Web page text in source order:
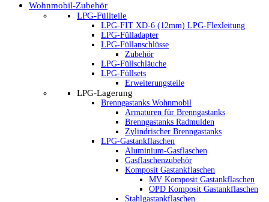
Wohnmobil-Zubehör
LPG-Füllteile
LPG-FIT XD-6 (12mm) LPG-Flexleitung
LPG-Fülladapter
LPG-Füllanschlüsse
Zubehör
LPG-Füllschläuche
LPG-Füllsets
Erweiterungsteile
LPG-Lagerung
Brenngastanks Wohnmobil
Armaturen für Brenngastanks
Brenngastanks Radmulden
Zylindrischer Brenngastanks
LPG-Gastankflaschen
Aluminium-Gasflaschen
Gasflaschenzubehör
Komposit Gastankflaschen
MV Komposit Gastankflaschen
OPD Komposit Gastankflaschen
Stahlgastankflaschen